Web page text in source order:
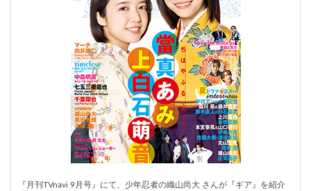
『 月刊 TVnavi 9月号』にて、 少年忍者の織山尚大 さんが『ギア 』を紹介